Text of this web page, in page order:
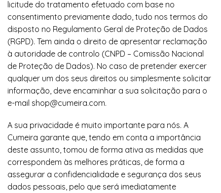
licitude do tratamento efetuado com base no
consentimento previamente dado, tudo nos termos do
disposto no Regulamento Geral de Proteção de Dados
(RGPD). Tem ainda o direito de apresentar reclamação
à autoridade de controlo (CNPD – Comissão Nacional
de Proteção de Dados). No caso de pretender exercer
qualquer um dos seus direitos ou simplesmente solicitar
informação, deve encaminhar a sua solicitação para o
e-mail shop@cumeira.com.
A sua privacidade é muito importante para nós. A
Cumeira garante que, tendo em conta a importância
deste assunto, tomou de forma ativa as medidas que
correspondem às melhores práticas, de forma a
assegurar a confidencialidade e segurança dos seus
dados pessoais, pelo que será imediatamente